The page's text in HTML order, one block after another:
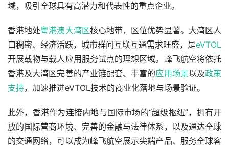
域，吸引全球具有高潜力和代表性的重点企业。
香港地处粤港澳大湾区核心地带，区位优势显著。大湾区人
口稠密、经济活跃，城市群间互联互通需求旺盛，是eVTOL
开展载物与载人应用服务试点的理想区域。峰飞航空将依托
香港及大湾区完善的产业链配套、丰富的应用场景以及政策
支持，加速推进eVTOL技术的商业化落地与场景验证。
此外，香港作为连接内地与国际市场的“超级枢纽”，拥有开
放的国际营商环境、完善的金融与法律体系，以及通达全球
的交通网络，可以成为峰飞航空展示尖端产品、服务全球客